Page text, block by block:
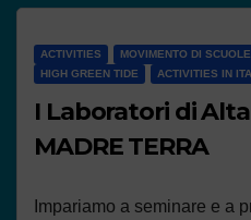
ACTIVITIES
MOVIMENTO DI
HIGH GREEN TIDE
ACTIVITIES IN
I Laboratori di
MADRE TERRA
Impariamo a seminare e a